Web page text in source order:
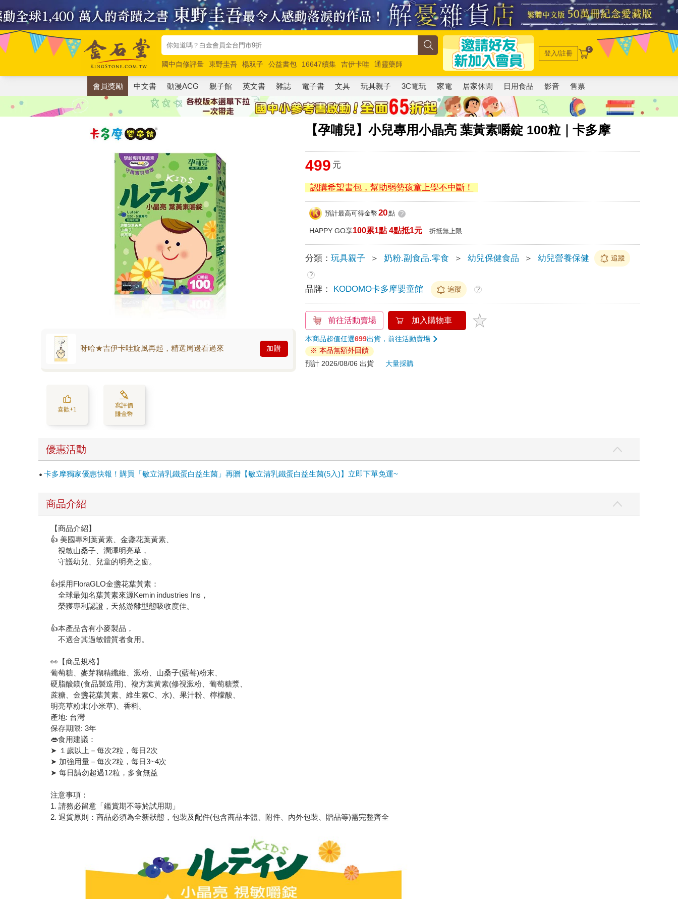
國中自修評量 東野圭吾 楊双子 公益書包 16647續集 吉伊卡哇
通靈藥師
唯紅花綻放
奧德賽 路邊攤新作 馬斯克 玩具總動員5 超慢跑
登入/註冊 0
會員獎勵 中文書 動漫ACG 親子館 英文書 雜誌 電子書 文具 玩具親子 3C電玩 家電 居家休閒 日用食品 影音 售票
【孕哺兒】小兒專用小晶亮 葉黃素嚼錠 100粒｜卡多摩
呀哈★吉伊卡哇旋風再起，精選周邊看過來 加購
喜歡+1
寫評價
賺金幣
499 元
認購希望書包，幫助弱勢孩童上學不中斷！
預計最高可得金幣 20點 ?
HAPPY GO享100累1點 4點抵1元 折抵無上限
分類：玩具親子 ＞ 奶粉.副食品.零食 ＞ 幼兒保健食品 ＞ 幼兒營養保健 追蹤
?
品牌： KODOMO卡多摩嬰童館 追蹤 ?
前往活動賣場 加入購物車
本商品超值任選699出貨，前往活動賣場
※ 本品無額外回饋
預計 2026/08/06 出貨
大量採購
優惠活動
卡多摩獨家優惠快報！購買「敏立清乳鐵蛋白益生菌」再贈【敏立清乳鐵蛋白益生菌(5入)】立即下單免運~
商品介紹
【商品介紹】
👍 美國專利葉黃素、金盞花葉黃素、
視敏山桑子、潤澤明亮草，
守護幼兒、兒童的明亮之窗。
👍採用FloraGLO金盞花葉黃素：
全球最知名葉黃素來源Kemin industries Ins，
榮獲專利認證，天然游離型態吸收度佳。
👍本產品含有小麥製品，
不適合其過敏體質者食用。
👀【商品規格】
葡萄糖、麥芽糊精纖維、澱粉、山桑子(藍莓)粉末、
硬脂酸鎂(食品製造用)、複方葉黃素(修視澱粉、葡萄糖漿、
蔗糖、金盞花葉黃素、維生素C、水)、果汁粉、檸檬酸、
明亮草粉末(小米草)、香料。
產地: 台灣
保存期限: 3年
👄食用建議：
➤ １歲以上－每次2粒，每日2次
➤ 加強用量－每次2粒，每日3~4次
➤ 每日請勿超過12粒，多食無益
注意事項：
1. 請務必留意「鑑賞期不等於試用期」
2. 退貨原則：商品必須為全新狀態，包裝及配件(包含商品本體、附件、內外包裝、贈品等)需完整齊全